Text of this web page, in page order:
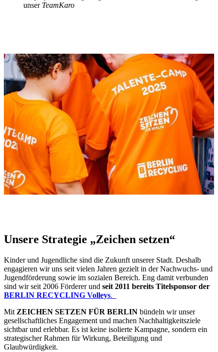
unser TeamKaro
Unsere Strategie „Zeichen setzen“
Kinder und Jugendliche sind die Zukunft unserer Stadt. Deshalb
engagieren wir uns seit vielen Jahren gezielt in der Nachwuchs- und
Jugendförderung sowie im sozialen Bereich. Eng damit verbunden
sind wir seit 2006 Förderer und seit 2011 bereits Titelsponsor der
BERLIN RECYCLING Volleys.
Mit ZEICHEN SETZEN FÜR BERLIN bündeln wir unser
gesellschaftliches Engagement und machen Nachhaltigkeitsziele
sichtbar und erlebbar. Es ist keine isolierte Kampagne, sondern ein
strategischer Rahmen für Wirkung, Beteiligung und
Glaubwürdigkeit.